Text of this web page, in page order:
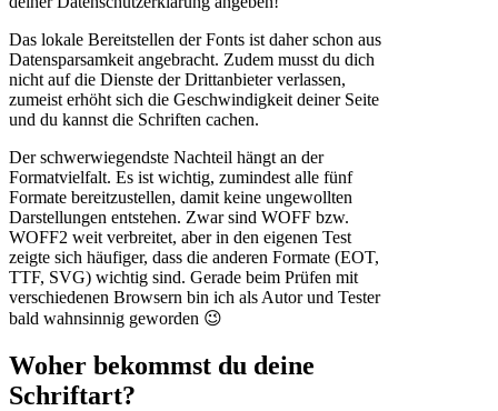
Das lokale Bereitstellen der Fonts ist daher schon aus
Datensparsamkeit angebracht. Zudem musst du dich
nicht auf die Dienste der Drittanbieter verlassen,
zumeist erhöht sich die Geschwindigkeit deiner Seite
und du kannst die Schriften cachen.
Der schwerwiegendste Nachteil hängt an der
Formatvielfalt. Es ist wichtig, zumindest alle fünf
Formate bereitzustellen, damit keine ungewollten
Darstellungen entstehen. Zwar sind WOFF bzw.
WOFF2 weit verbreitet, aber in den eigenen Test
zeigte sich häufiger, dass die anderen Formate (EOT,
TTF, SVG) wichtig sind. Gerade beim Prüfen mit
verschiedenen Browsern bin ich als Autor und Tester
bald wahnsinnig geworden 😉
Woher bekommst du deine
Schriftart?